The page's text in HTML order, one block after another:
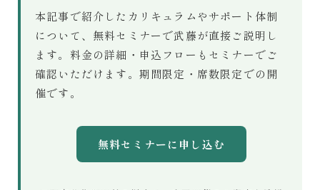
本記事で紹介したカリキュラムやサポート体制
について、無料セミナーで武藤が直接ご説明し
ます。料金の詳細・申込フローもセミナーでご
確認いただけます。期間限定・席数限定での開
催です。
無料セミナーに申し込む